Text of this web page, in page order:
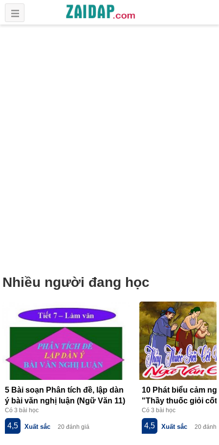
Nhiều người đang học
5 Bài soạn Phân tích đề, lập dàn
ý bài văn nghị luận (Ngữ Văn 11)
hay nhất
Có 3 bài học
4,5 Xuất sắc 20 đánh giá
10 Phát biểu cảm
"Thầy thuốc giỏi cốt
lòng" của Hồ
nhất
Có 3 bài học
4,5 Xuất sắc 20 đánh